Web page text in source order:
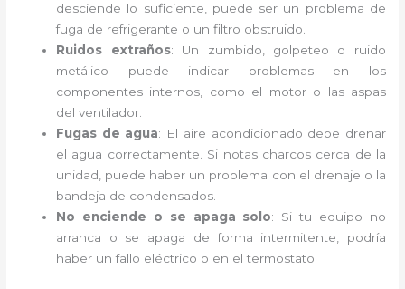
desciende lo suficiente, puede ser un problema de
fuga de refrigerante o un filtro obstruido.
Ruidos extraños: Un zumbido, golpeteo o ruido
metálico puede indicar problemas en los
componentes internos, como el motor o las aspas
del ventilador.
Fugas de agua: El aire acondicionado debe drenar
el agua correctamente. Si notas charcos cerca de la
unidad, puede haber un problema con el drenaje o la
bandeja de condensados.
No enciende o se apaga solo: Si tu equipo no
arranca o se apaga de forma intermitente, podría
haber un fallo eléctrico o en el termostato.